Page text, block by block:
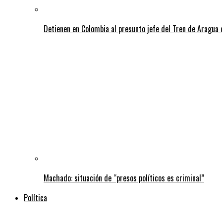
Detienen en Colombia al presunto jefe del Tren de Aragua
Machado: situación de “presos políticos es criminal”
Política